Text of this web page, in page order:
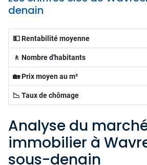
denain
💵 Rentabilité moyenne
🚶 Nombre d'habitants
🏡 Prix moyen au m²
📉 Taux de chômage
Analyse du
immobilier à
sous-denain